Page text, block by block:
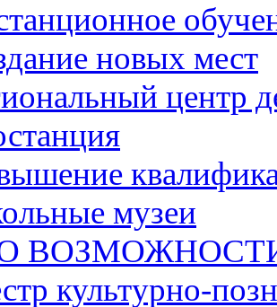
новых мест
центр
музеи
культурно-